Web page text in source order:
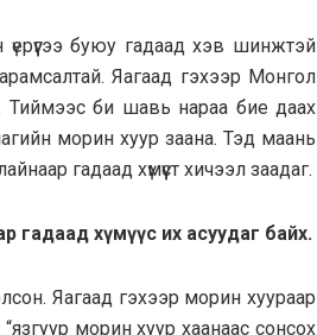
буюу гадаад хэв шинжтэй
Яагаад гэхээр Монгол
Тиймээс би шавь нараа бие даах
морин хуур заана. Тэд маань
гадаад хүмүүст хичээл заадаг.
гадаад хүмүүс их асуудаг байх.
Яагаад гэхээр морин хуураар
морин хуур хаанаас сонсох